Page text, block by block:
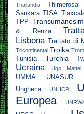
Thailandia
Thimerosal
Sankara TISA
TPP
& Renza
Lisbona Trattato di
Tricontinental Troika
Tunisia Turchia
Ucraina Ugo Mattei
UMMA UNASUR
Ungheria
UNHCR
Europea